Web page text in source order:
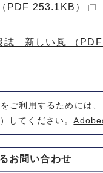
PDF 253.1KB）
誌 新しい風 （PDF
ご利用するためには
してください。Adobe
お問い合わせ